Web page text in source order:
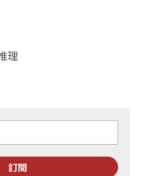
理
訂閱